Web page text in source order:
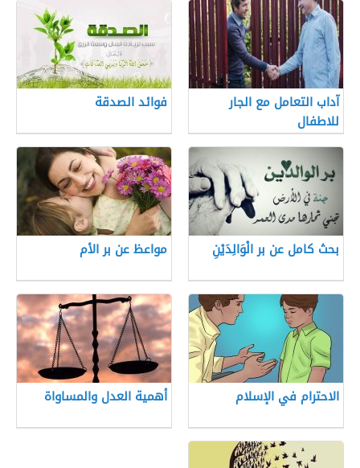
آداب التعامل مع الجار
للاطفال
فوائد الصدقة
بحث كامل عن بر الْوَالِدَيْنِ مواعظ عن بر الأم
الاحترام في الإسلام أهمية العدل والمساواة